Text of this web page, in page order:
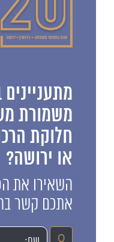
מתעניינים
משמורת
חלוקת
או ירושה?
השאירו את
אתכם קשר